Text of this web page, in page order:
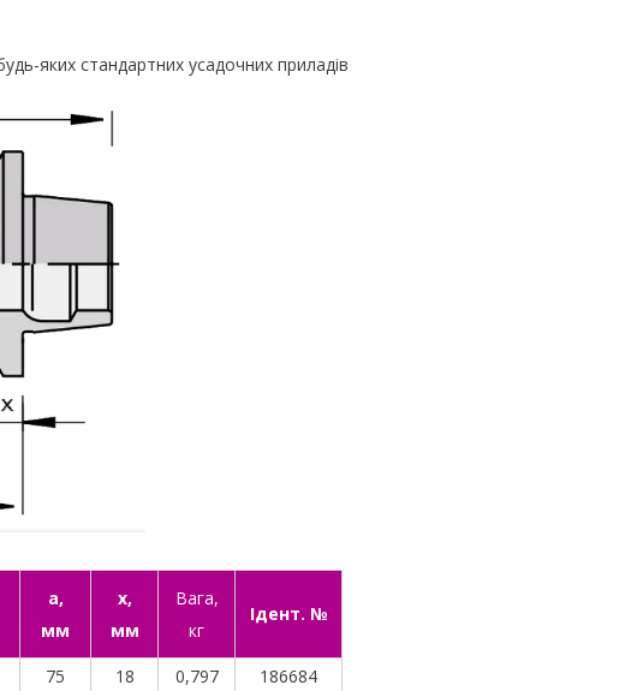
яких стандартних усадочних приладів
a,
мм
x,
мм
Вага,
кг
Ідент. №
75 18 0,797 186684